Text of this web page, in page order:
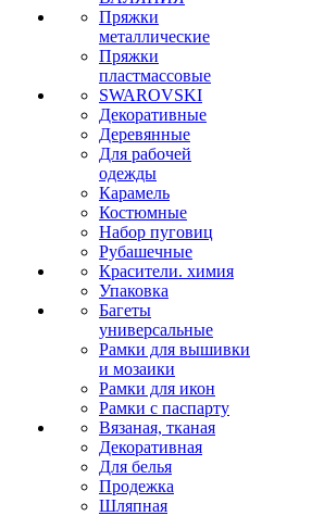
Пряжки
металлические
Пряжки
пластмассовые
SWAROVSKI
Декоративные
Деревянные
Для рабочей
одежды
Карамель
Костюмные
Набор пуговиц
Рубашечные
Красители. химия
Упаковка
Багеты
универсальные
Рамки для вышивки
и мозаики
Рамки для икон
Рамки с паспарту
Вязаная, тканая
Декоративная
Для белья
Продежка
Шляпная